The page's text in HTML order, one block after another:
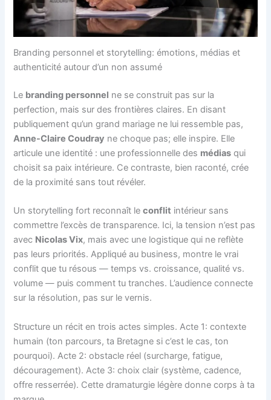
Branding personnel et storytelling: émotions, médias et
authenticité autour d’un non assumé
Le branding personnel ne se construit pas sur la
perfection, mais sur des frontières claires. En disant
publiquement qu’un grand mariage ne lui ressemble pas,
Anne-Claire Coudray ne choque pas; elle inspire. Elle
articule une identité : une professionnelle des médias qui
choisit sa paix intérieure. Ce contraste, bien raconté, crée
de la proximité sans tout révéler.
Un storytelling fort reconnaît leconflit intérieur sans
commettre l’excès de transparence. Ici, la tension n’est pas
avec Nicolas Vix, mais avec une logistique qui ne reflète
pas leurs priorités. Appliqué au business, montre le vrai
conflit que tu résous — temps vs. croissance, qualité vs.
volume — puis comment tu tranches. L’audience connecte
sur la résolution, pas sur le vernis.
Structure un récit en trois actes simples. Acte 1: contexte
humain (ton parcours, ta Bretagne si c’est le cas, ton
pourquoi). Acte 2: obstacle réel (surcharge, fatigue,
découragement). Acte 3: choix clair (système, cadence,
offre resserrée). Cette dramaturgie légère donne corps à ta